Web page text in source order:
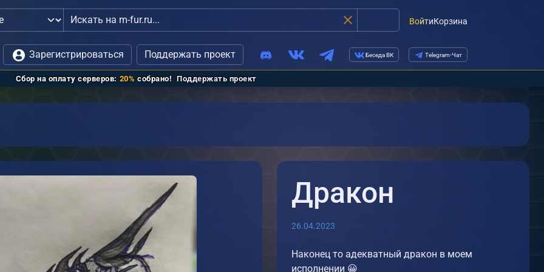
ВойтиКорзина
связь с администрацией
Зарегистрироваться Поддержать проект Беседа ВК Telegram-Чат
Сбор на оплату серверов: 20% собрано! Поддержать проект
Дракон
26.04.2023
Наконец то адекватный дракон в моем
исполнении 😀